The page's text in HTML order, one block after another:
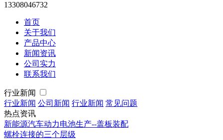
13308046732
首页
关于我们
产品中心
新闻资讯
公司实力
联系我们
行业新闻
行业新闻 公司新闻 行业新闻 常见问题
热点资讯
新能源汽车动力电池生产--盖板装配
螺栓连接的三个层级